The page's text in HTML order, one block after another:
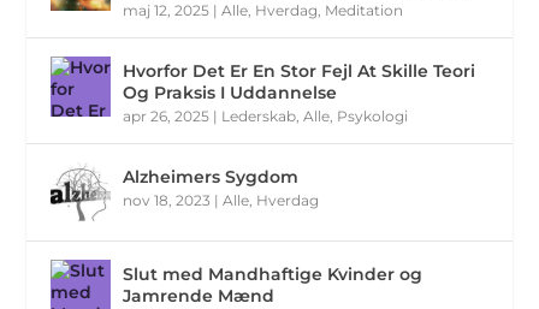
maj 12, 2025 |Alle, Hverdag, Meditation
Hvorfor Det Er En Stor Fejl At Skille Teori
Og Praksis I Uddannelse
apr 26, 2025 | Lederskab,Alle, Psykologi
Alzheimers Sygdom
nov 18, 2023 |Alle, Hverdag
Slut med Mandhaftige Kvinder og
Jamrende Mænd